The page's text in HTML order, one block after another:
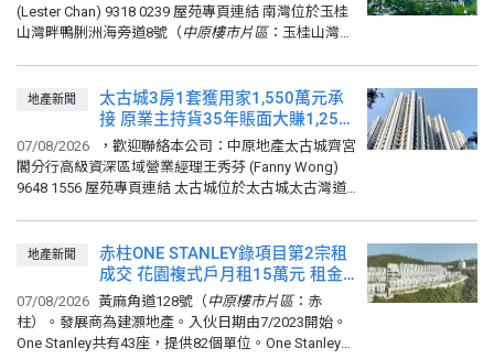
(Lester Chan) 9318 0239 屋苑專頁連結 南灣位於玉桂
山灣畔鴨脷洲海旁道8號（中原樓市片區：玉桂山灣
校網為18。中學校網為南區。...
地產新聞
太古城3房1套獲用家1,550萬元承
接 原業主持貨35年賬面大賺1,250
萬元
07/08/2026
，歡迎聯絡本公司：中原地產太古城齊宮
閣分行高級資深區域營業經理王秀芬 (Fanny Wong)
9648 1556 屋苑專頁連結 太古城位於太古城太古灣道
地產新聞
赤柱ONE STANLEY錄項目第2宗租
成交 花園複式戶月租15萬元 租金
回報達3.4厘
07/08/2026 黃麻角道128號（中原樓市片區：赤
柱）。發展商為建灝地產。入伙日期由7/2023開始。
One Stanley共有43座，提供82個單位。One Stanley的